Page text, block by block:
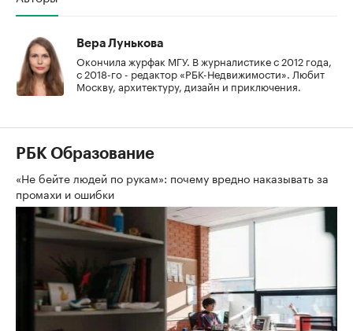
Вера Лунькова
Окончила журфак МГУ. В журналистике с 2012 года,
с 2018-го - редактор «РБК-Недвижимости». Любит
Москву, архитектуру, дизайн и приключения.
РБК Образование
«Не бейте людей по рукам»: почему вредно наказывать за
промахи и ошибки